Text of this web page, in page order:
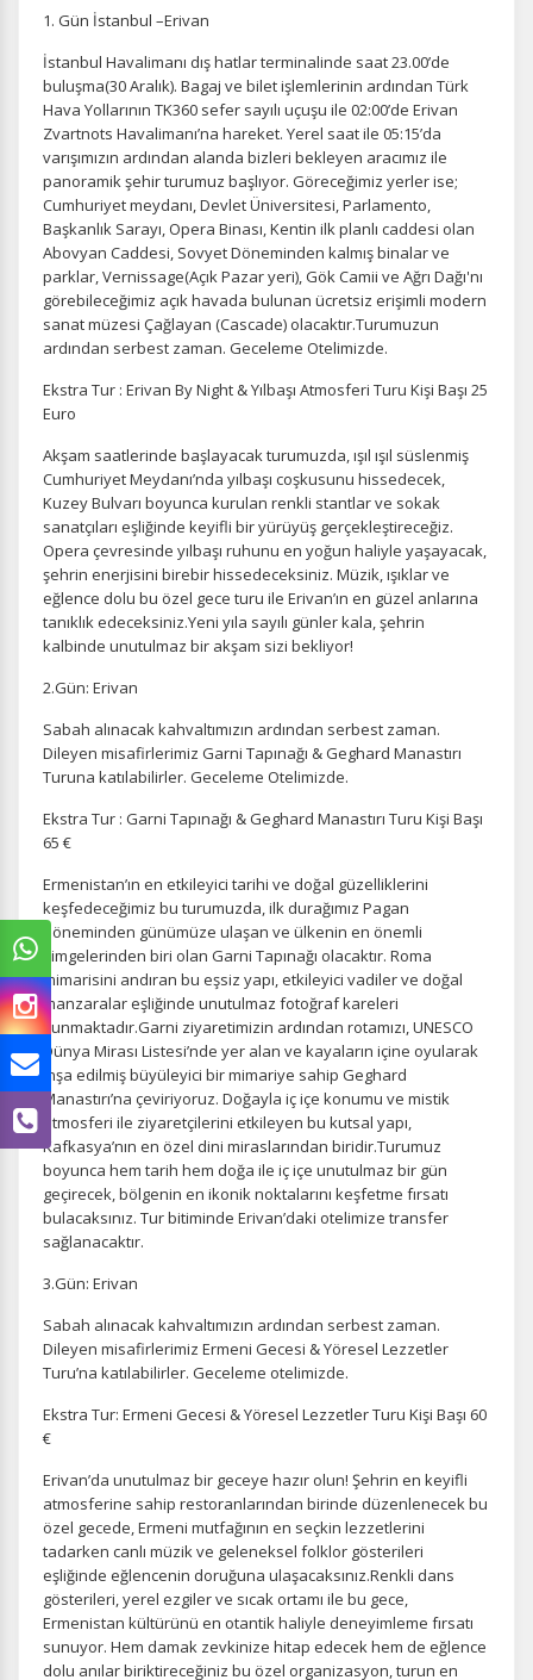
Çerez tercihlerinizibelirleyin.
gizlilik koşullarını inceleyebilirsiniz.
Zorunlu Çerezler HER ZAMAN AKTIF
Oturum yönetimi, güvenlik ve temel site işlevleri için
gereklidir. Bu çerezler olmadan site düzgün çalışmaz ve
devre dışı bırakılamaz.
1. Gün İstanbul –Erivan
İstanbul Havalimanı dış hatlar terminalinde saat 23.00’de
buluşma(30 Aralık). Bagaj ve bilet işlemlerinin ardından Türk
Hava Yollarının TK360 sefer sayılı uçuşu ile 02:00’de Erivan
Zvartnots Havalimanı’na hareket. Yerel saat ile 05:15’da
varışımızın ardından alanda bizleri bekleyen aracımız ile
panoramik şehir turumuz başlıyor. Göreceğimiz yerler ise;
Cumhuriyet meydanı, Devlet Üniversitesi, Parlamento,
Başkanlık Sarayı, Opera Binası, Kentin ilk planlı caddesi olan
Abovyan Caddesi, Sovyet Döneminden kalmış binalar ve
parklar, Vernissage(Açık Pazar yeri), Gök Camii ve Ağrı Dağı'nı
görebileceğimiz açık havada bulunan ücretsiz erişimli modern
sanat müzesi Çağlayan (Cascade) olacaktır.Turumuzun
ardından serbest zaman. Geceleme Otelimizde.
Ekstra Tur : Erivan By Night & Yılbaşı Atmosferi Turu Kişi Başı 25
Euro
Akşam saatlerinde başlayacak turumuzda, ışıl ışıl süslenmiş
Cumhuriyet Meydanı’nda yılbaşı coşkusunu hissedecek,
Kuzey Bulvarı boyunca kurulan renkli stantlar ve sokak
sanatçıları eşliğinde keyifli bir yürüyüş gerçekleştireceğiz.
Opera çevresinde yılbaşı ruhunu en yoğun haliyle yaşayacak,
şehrin enerjisini birebir hissedeceksiniz. Müzik, ışıklar ve
eğlence dolu bu özel gece turu ile Erivan’ın en güzel anlarına
tanıklık edeceksiniz.Yeni yıla sayılı günler kala, şehrin
kalbinde unutulmaz bir akşam sizi bekliyor!
2.Gün: Erivan
Sabah alınacak kahvaltımızın ardından serbest zaman.
Dileyen misafirlerimiz Garni Tapınağı & Geghard Manastırı
Turuna katılabilirler. Geceleme Otelimizde.
Ekstra Tur : Garni Tapınağı & Geghard Manastırı Turu Kişi Başı
65 €
Ermenistan’ın en etkileyici tarihi ve doğal güzelliklerini
keşfedeceğimiz bu turumuzda, ilk durağımız Pagan
döneminden günümüze ulaşan ve ülkenin en önemli
simgelerinden biri olan Garni Tapınağı olacaktır. Roma
mimarisini andıran bu eşsiz yapı, etkileyici vadiler ve doğal
manzaralar eşliğinde unutulmaz fotoğraf kareleri
sunmaktadır.Garni ziyaretimizin ardından rotamızı, UNESCO
Dünya Mirası Listesi’nde yer alan ve kayaların içine oyularak
inşa edilmiş büyüleyici bir mimariye sahip Geghard
Manastırı’na çeviriyoruz. Doğayla iç içe konumu ve mistik
atmosferi ile ziyaretçilerini etkileyen bu kutsal yapı,
Kafkasya’nın en özel dini miraslarından biridir.Turumuz
boyunca hem tarih hem doğa ile iç içe unutulmaz bir gün
geçirecek, bölgenin en ikonik noktalarını keşfetme fırsatı
bulacaksınız. Tur bitiminde Erivan’daki otelimize transfer
sağlanacaktır.
3.Gün: Erivan
Sabah alınacak kahvaltımızın ardından serbest zaman.
Dileyen misafirlerimiz Ermeni Gecesi & Yöresel Lezzetler
Turu’na katılabilirler. Geceleme otelimizde.
Ekstra Tur: Ermeni Gecesi & Yöresel Lezzetler Turu Kişi Başı 60
€
Erivan’da unutulmaz bir geceye hazır olun! Şehrin en keyifli
atmosferine sahip restoranlarından birinde düzenlenecek bu
özel gecede, Ermeni mutfağının en seçkin lezzetlerini
tadarken canlı müzik ve geleneksel folklor gösterileri
eşliğinde eğlencenin doruğuna ulaşacaksınız.Renkli dans
gösterileri, yerel ezgiler ve sıcak ortamı ile bu gece,
Ermenistan kültürünü en otantik haliyle deneyimleme fırsatı
sunuyor. Hem damak zevkinize hitap edecek hem de eğlence
dolu anılar biriktireceğiniz bu özel organizasyon, turun en